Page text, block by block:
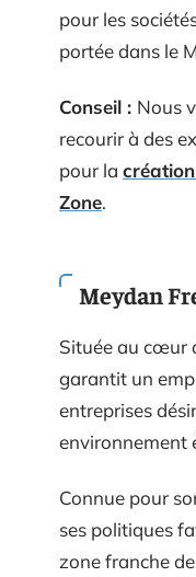
pour les
portée dans le
Conseil : Nous
recourir à des
pour la
Zone.
Meydan
Située au cœur
garantit un
entreprises
environnement
Connue pour
ses politiques
zone franche